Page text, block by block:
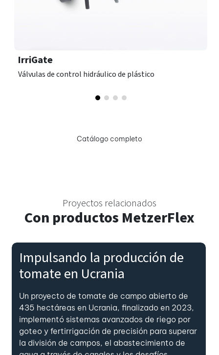
IrriGate
Válvulas de control hidráulico de plástico
Catálogo completo
Proyectos relacionados
Con productos MetzerFlex
Impulsando la producción de
tomate en Ucrania
Un proyecto de tomate de campo abierto de
435 hectáreas en Ucrania, finalizado en 2023,
implementó sistemas avanzados de riego por
goteo y fertirrigación de precisión para superar
la división de campos, el abastecimiento de